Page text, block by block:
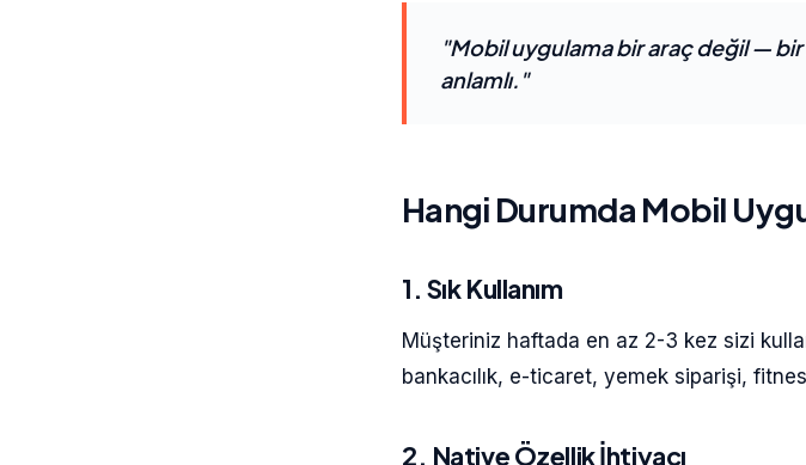
"Mobil uygulama bir araç değil —
anlamlı."
Hangi Durumda Mobil
1. Sık Kullanım
Müşteriniz haftada en az 2-3 kez sizi
bankacılık, e-ticaret, yemek siparişi,
2. Native Özellik İhtiyacı